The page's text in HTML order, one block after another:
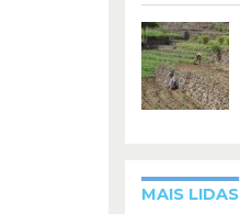
MAIS LIDAS